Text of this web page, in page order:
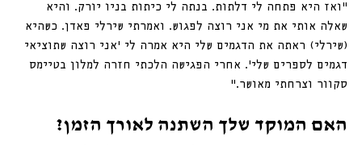
״ואז היא פתחה לי דלתות. בנתה לי כיתות בניו יורק. והיא
שאלה אותי את מי אני רוצה לפגוש. ואמרתי שירלי פאדן. כשהיא
(שירלי) ראתה את הדגמים שלי היא אמרה לי ׳אני רוצה שתוציאי
דגמים לספרים שלי׳. אחרי הפגישה הלכתי חזרה למלון בטיימס
סקוור וצרחתי מאושר.״
האם המוקד שלך השתנה לאורך הזמן?